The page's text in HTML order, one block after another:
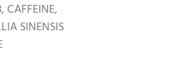
CAFFEINE,
SINENSIS